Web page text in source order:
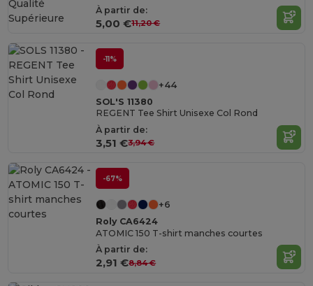
À partir de:
5,00 €11,20 €
-11%
+44
SOL'S 11380
REGENT Tee Shirt Unisexe Col Rond
À partir de:
3,51 €3,94 €
-67%
+6
Roly CA6424
ATOMIC 150 T-shirt manches courtes
À partir de:
2,91 €8,84 €